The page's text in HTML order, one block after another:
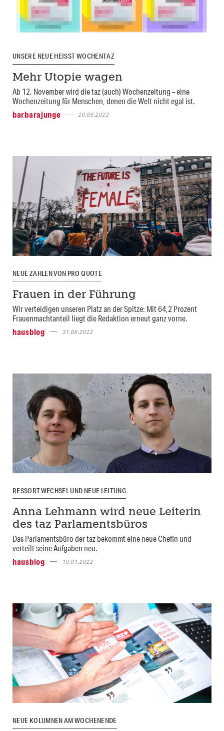
UNSERE NEUE HEISST WOCHENTAZ
Mehr Utopie wagen
Ab 12. November wird die taz (auch) Wochenzeitung – eine
Wochenzeitung für Menschen, denen die Welt nicht egal ist.
barbarajunge
20.09.2022
NEUE ZAHLEN VON PRO QUOTE
Frauen in der Führung
Wir verteidigen unseren Platz an der Spitze: Mit 64,2 Prozent
Frauenmachtanteil liegt die Redaktion erneut ganz vorne.
hausblog
31.08.2022
RESSORTWECHSEL UND NEUE LEITUNG
Anna Lehmann wird neue Leiterin
des taz Parlamentsbüros
Das Parlamentsbüro der taz bekommt eine neue Chefin und
verteilt seine Aufgaben neu.
hausblog
19.01.2022
NEUE KOLUMNEN AM WOCHENENDE